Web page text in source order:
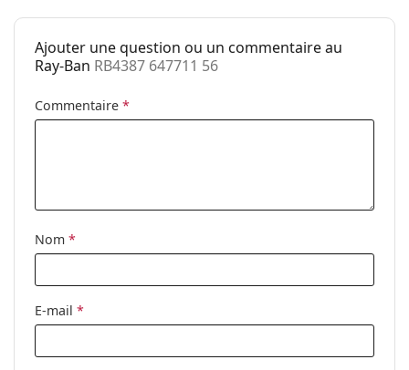
Utilisation:
Mode
Non
Ajouter une question ou un commentaire au
Ray-Ban RB4387 647711 56
Commentaire *
Nom *
E-mail *